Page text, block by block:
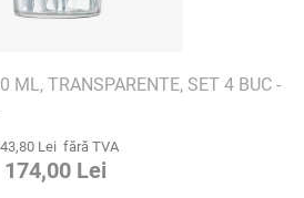
ML, TRANSPARENTE, SET 4 BUC -
Lei fără TVA
174,00 Lei